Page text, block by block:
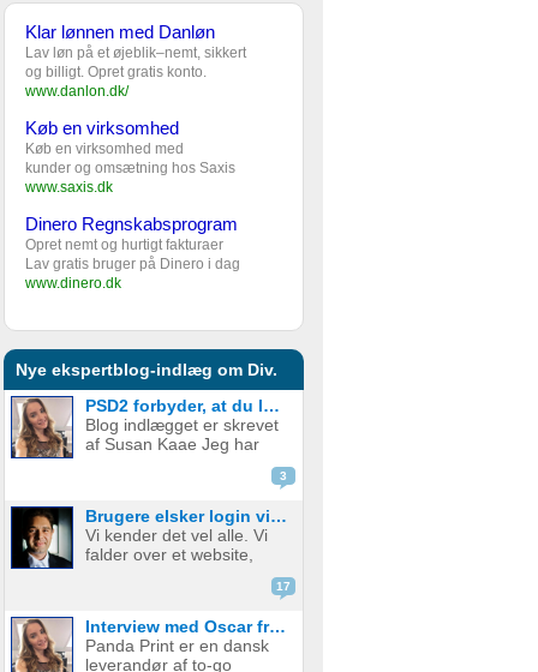
Klar lønnen med Danløn
Lav løn på et øjeblik–nemt, sikkert
og billigt. Opret gratis konto.
www.danlon.dk/
Køb en virksomhed
Køb en virksomhed med
kunder og omsætning hos Saxis
www.saxis.dk
Dinero Regnskabsprogram
Opret nemt og hurtigt fakturaer
Lav gratis bruger på Dinero i dag
www.dinero.dk
Nye ekspertblog-indlæg om Div.
PSD2 forbyder, at du lægger kortgebyret ud til dine kunder fra 1. januar 2018
Blog indlægget er skrevet
af Susan Kaae Jeg har
arbejdet med eCommerce
siden 2000 og med online
stillinger med titler som
Chief Product
Officer/CPO, Sales
3
Brugere elsker login via sociale medier
Vi kender det vel alle. Vi
falder over et website,
ved at være der, lige ved
at have gennemført
17
Interview med Oscar fra Panda Print
Panda Print er en dansk
leverandør af to-go